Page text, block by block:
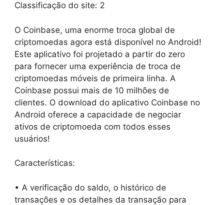
Classificação do site: 2
O Coinbase, uma enorme troca global de
criptomoedas agora está disponível no Android!
Este aplicativo foi projetado a partir do zero
para fornecer uma experiência de troca de
criptomoedas móveis de primeira linha. A
Coinbase possui mais de 10 milhões de
clientes. O download do aplicativo Coinbase no
Android oferece a capacidade de negociar
ativos de criptomoeda com todos esses
usuários!
Características:
• A verificação do saldo, o histórico de
transações e os detalhes da transação para